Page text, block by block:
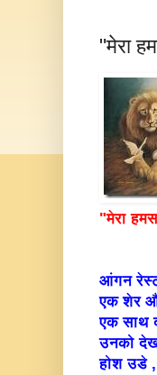
"मेरा
"मेरा
आंगन
एक शेर
एक साथ
उनको
होश उडे ,